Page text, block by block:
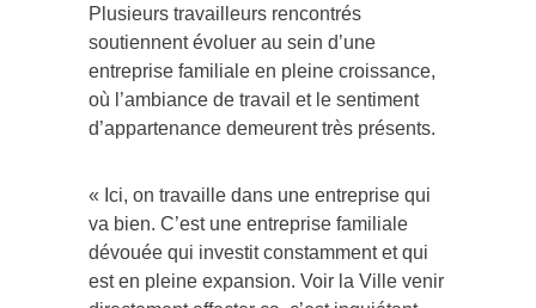
Plusieurs travailleurs rencontrés
soutiennent évoluer au sein d’une
entreprise familiale en pleine croissance,
où l’ambiance de travail et le sentiment
d’appartenance demeurent très présents.
« Ici, on travaille dans une entreprise qui
va bien. C’est une entreprise familiale
dévouée qui investit constamment et qui
est en pleine expansion. Voir la Ville venir